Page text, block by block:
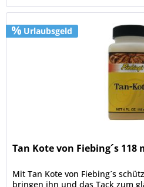
Urlaubsgeld
Tan Kote von Fiebing´s 118
Mit Tan Kote von Fiebing´s
bringen ihn und das Tack zum